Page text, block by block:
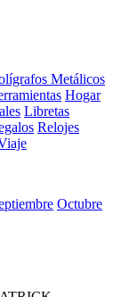
Metálicos
Hogar
Libretas
Relojes
Octubre